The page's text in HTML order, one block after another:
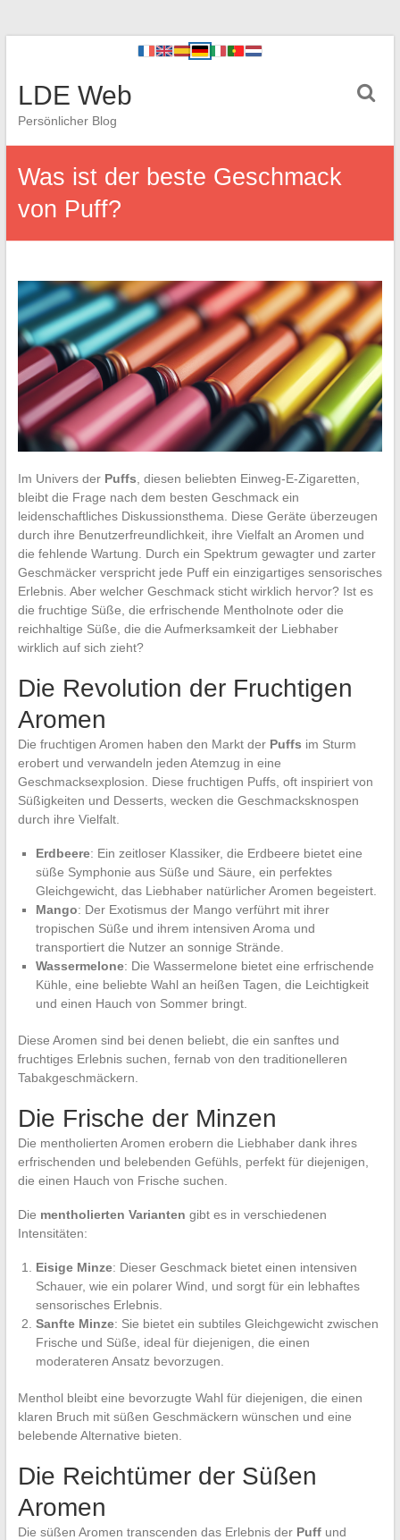
LDE Web
Persönlicher Blog
Was ist der beste Geschmack
von Puff?
Im Univers der Puffs , diesen beliebten Einweg-E-Zigaretten,
bleibt die Frage nach dem besten Geschmack ein
leidenschaftliches Diskussionsthema. Diese Geräte überzeugen
durch ihre Benutzerfreundlichkeit, ihre Vielfalt an Aromen und
die fehlende Wartung. Durch ein Spektrum gewagter und zarter
Geschmäcker verspricht jede Puff ein einzigartiges sensorisches
Erlebnis. Aber welcher Geschmack sticht wirklich hervor? Ist es
die fruchtige Süße, die erfrischende Mentholnote oder die
reichhaltige Süße, die die Aufmerksamkeit der Liebhaber
wirklich auf sich zieht?
Die Revolution der Fruchtigen
Aromen
Die fruchtigen Aromen haben den Markt der Puffs im Sturm
erobert und verwandeln jeden Atemzug in eine
Geschmacksexplosion. Diese fruchtigen Puffs, oft inspiriert von
Süßigkeiten und Desserts, wecken die Geschmacksknospen
durch ihre Vielfalt.
Erdbeere: Ein zeitloser Klassiker, die Erdbeere bietet eine
süße Symphonie aus Süße und Säure, ein perfektes
Gleichgewicht, das Liebhaber natürlicher Aromen begeistert.
Mango: Der Exotismus der Mango verführt mit ihrer
tropischen Süße und ihrem intensiven Aroma und
transportiert die Nutzer an sonnige Strände.
Wassermelone: Die Wassermelone bietet eine erfrischende
Kühle, eine beliebte Wahl an heißen Tagen, die Leichtigkeit
und einen Hauch von Sommer bringt.
Diese Aromen sind bei denen beliebt, die ein sanftes und
fruchtiges Erlebnis suchen, fernab von den traditionelleren
Tabakgeschmäckern.
Die Frische der Minzen
Die mentholierten Aromen erobern die Liebhaber dank ihres
erfrischenden und belebenden Gefühls, perfekt für diejenigen,
die einen Hauch von Frische suchen.
Die mentholierten Varianten gibt es in verschiedenen
Intensitäten:
Eisige Minze: Dieser Geschmack bietet einen intensiven
Schauer, wie ein polarer Wind, und sorgt für ein lebhaftes
sensorisches Erlebnis.
Sanfte Minze: Sie bietet ein subtiles Gleichgewicht zwischen
Frische und Süße, ideal für diejenigen, die einen
moderateren Ansatz bevorzugen.
Menthol bleibt eine bevorzugte Wahl für diejenigen, die einen
klaren Bruch mit süßen Geschmäckern wünschen und eine
belebende Alternative bieten.
Die Reichtümer der Süßen
Aromen
Die süßen Aromen transcenden das Erlebnis der Puffund